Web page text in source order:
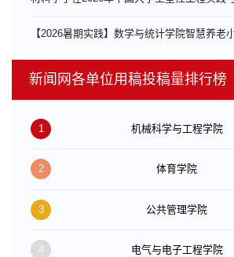
【2026暑期实践】数学与统计学院智慧养老
新闻网各单位用稿投稿量排行榜
1 机械科学与工程学院
2 体育学院
3 公共管理学院
4 电气与电子工程学院